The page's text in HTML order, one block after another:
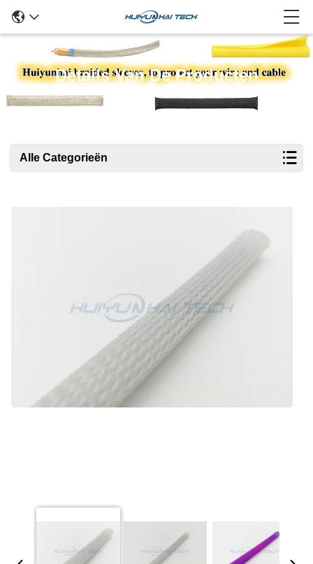
Details Van De Producten
Alle Categorieën